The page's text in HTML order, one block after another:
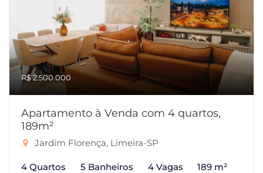
R$ 2.500.000
Apartamento à Venda com 4 quartos,
189m²
Jardim Florença, Limeira-SP
4 Quartos 5 Banheiros 4 Vagas 189 m²